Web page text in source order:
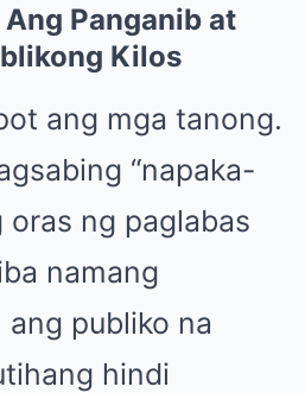
Panganib at
Kilos
ang mga tanong.
“napaka-
oras ng paglabas
namang
publiko na
hindi